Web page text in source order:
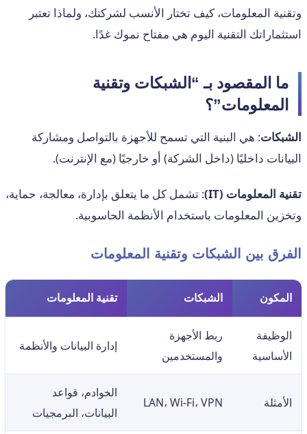
وتقنية المعلومات، كيف تختار الأنسب لشركتك، ولماذا تعتبر
استثماراتك التقنية اليوم هي مفتاح نموك غدًا.
ما المقصود بـ “الشبكات وتقنية
المعلومات”؟
الشبكات: هي البنية التي تسمح للأجهزة بالتواصل ومشاركة
البيانات داخليًا (داخل الشركة) أو خارجيًا (مع الإنترنت).
تقنية المعلومات (IT)
: تشمل كل ما يتعلق بإدارة، معالجة، حماية،
وتخزين المعلومات باستخدام الأنظمة الحاسوبية.
الفرق بين الشبكات وتقنية المعلومات
المكون الشبكات تقنية المعلومات
الوظيفة
الأساسية
ربط الأجهزة
والمستخدمين
إدارة البيانات والأنظمة
الأمثلة LAN، Wi-Fi، VPN
الخوادم، قواعد
البيانات، البرمجيات